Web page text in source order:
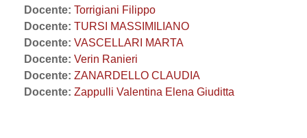
Docente: Torrigiani Filippo
Docente: TURSI MASSIMILIANO
Docente: VASCELLARI MARTA
Docente: Verin Ranieri
Docente: ZANARDELLO CLAUDIA
Docente: Zappulli Valentina Elena Giuditta